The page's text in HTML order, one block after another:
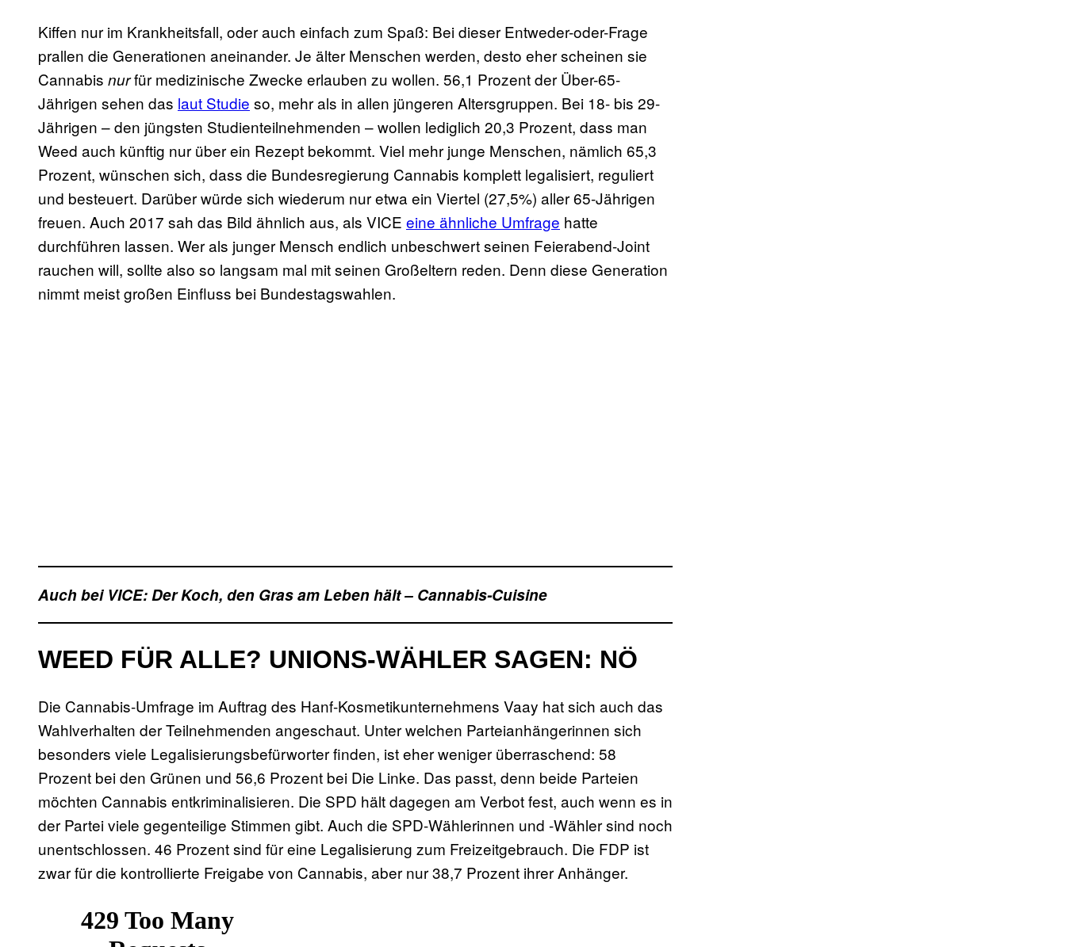
Kiffen nur im Krankheitsfall, oder auch einfach zum Spaß: Bei dieser Entweder-oder-Frage
prallen die Generationen aneinander. Je älter Menschen werden, desto eher scheinen sie
Cannabis nurfür medizinische Zwecke erlauben zu wollen. 56,1 Prozent der Über-65-
Jährigen sehen das laut Studie so, mehr als in allen jüngeren Altersgruppen. Bei 18- bis 29-
Jährigen – den jüngsten Studienteilnehmenden – wollen lediglich 20,3 Prozent, dass man
Weed auch künftig nur über ein Rezept bekommt. Viel mehr junge Menschen, nämlich 65,3
Prozent, wünschen sich, dass die Bundesregierung Cannabis komplett legalisiert, reguliert
und besteuert. Darüber würde sich wiederum nur etwa ein Viertel (27,5%) aller 65-Jährigen
freuen. Auch 2017 sah das Bild ähnlich aus, als VICE eine ähnliche Umfrage hatte
durchführen lassen. Wer als junger Mensch endlich unbeschwert seinen Feierabend-Joint
rauchen will, sollte also so langsam mal mit seinen Großeltern reden. Denn diese Generation
nimmt meist großen Einfluss bei Bundestagswahlen.
Auch bei VICE: Der Koch, den Gras am Leben hält – Cannabis-Cuisine
WEED FÜR ALLE? UNIONS-WÄHLER SAGEN: NÖ
Die Cannabis-Umfrage im Auftrag des Hanf-Kosmetikunternehmens Vaay hat sich auch das
Wahlverhalten der Teilnehmenden angeschaut. Unter welchen Parteianhängerinnen sich
besonders viele Legalisierungsbefürworter finden, ist eher weniger überraschend: 58
Prozent bei den Grünen und 56,6 Prozent bei Die Linke. Das passt, denn beide Parteien
möchten Cannabis entkriminalisieren. Die SPD hält dagegen am Verbot fest, auch wenn es in
der Partei viele gegenteilige Stimmen gibt. Auch die SPD-Wählerinnen und -Wähler sind noch
unentschlossen. 46 Prozent sind für eine Legalisierung zum Freizeitgebrauch. Die FDP ist
zwar für die kontrollierte Freigabe von Cannabis, aber nur 38,7 Prozent ihrer Anhänger.